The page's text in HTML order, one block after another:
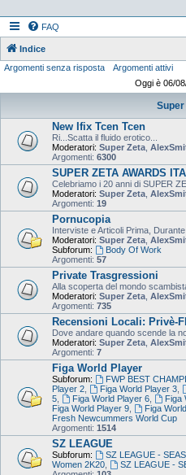
FAQ
Indice
Argomenti senza risposta
Argomenti attivi
Oggi è 06/
Super
New Ifix Tcen Tcen
Ri...Scatta il fluido erotico...
Moderatori: Super Zeta
Argomenti: 6300
SUPER ZETA AWARDS
Celebriamo i 20 anni di SUPER
Moderatori: Super Zeta
Argomenti: 19
Pornucopia
Interviste e Articoli Prima,
Moderatori: Super Zeta
Subforum:
Body Of Work
Argomenti: 57
Private Trasgressioni
Alla scoperta del mondo
Moderatori: Super Zeta
Argomenti: 735
Recensioni Locali: Privè-
Dove andare quando scende la
Moderatori: Super Zeta
Argomenti: 7
Figa World Player
Subforum: FWP BEST
Player 2
Figa World Player 3,
5
Figa World Player 6, Figa
Figa World Player 9
Figa
Fresh Newcummers World Cup
Argomenti: 1514
SZ LEAGUE
Subforum: SZ LEAGUE -
Women 2K20
SZ LEAGUE -